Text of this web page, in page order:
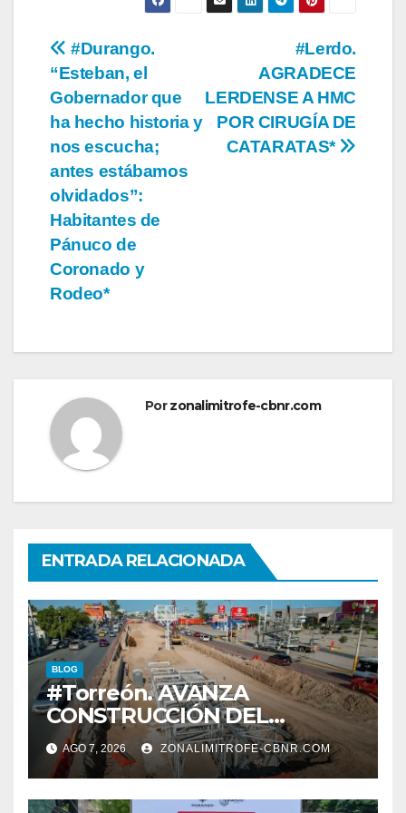
Navegación
de
entradas
#Lerdo.
AGRADECE
LERDENSE A HMC
POR CIRUGÍA DE
CATARATAS*
#Durango.
“Esteban, el
Gobernador que
ha hecho historia y
nos escucha;
antes estábamos
olvidados”:
Habitantes de
Pánuco de
Coronado y
Rodeo*
Porzonalimitrofe-cbnr.com
ENTRADA RELACIONADA
BLOG
#Torreón. AVANZA
CONSTRUCCIÓN DEL
SISTEMA VIAL ORIENTE,
SOBRE BULEVAR
REVOLUCIÓN
AGO 7, 2026 ZONALIMITROFE-CBNR.COM